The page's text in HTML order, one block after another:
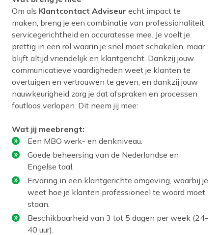
Om als Klantcontact Adviseur echt impact te
maken, breng je een combinatie van professionaliteit,
servicegerichtheid en accuratesse mee. Je voelt je
prettig in een rol waarin je snel moet schakelen, maar
blijft altijd vriendelijk en klantgericht. Dankzij jouw
communicatieve vaardigheden weet je klanten te
overtuigen en vertrouwen te geven, en dankzij jouw
nauwkeurigheid zorg je dat afspraken en processen
foutloos verlopen. Dit neem jij mee:
Wat jij meebrengt:
Een MBO werk- en denkniveau.
Goede beheersing van de Nederlandse en
Engelse taal.
Ervaring in een klantgerichte omgeving, waarbij je
weet hoe je klanten professioneel te woord moet
staan.
Beschikbaarheid van 3 tot 5 dagen per week (24-
40 uur).